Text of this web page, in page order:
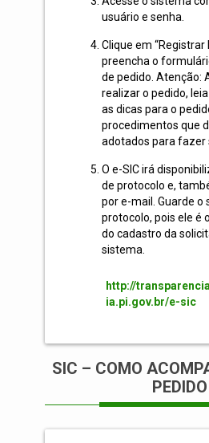
usuário e senha.
Clique em “Registrar
preencha o
de pedido. Atenção:
realizar o pedido,
as dicas para o
procedimentos que
adotados para fazer
O e-SIC irá
de protocolo e,
por e-mail. Guarde o
protocolo, pois ele é
do cadastro da
sistema.
http://
ia.pi.gov.br/e-sic
SIC – COMO
PEDIDO